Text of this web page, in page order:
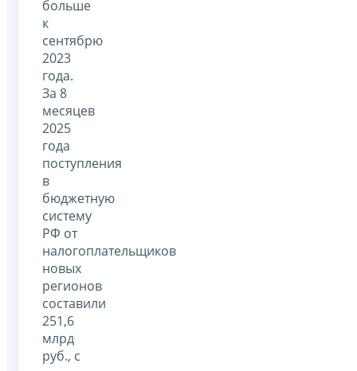
больше
к
сентябрю
2023
года.
За 8
месяцев
2025
года
поступления
в
бюджетную
систему
РФ от
налогоплательщиков
новых
регионов
составили
251,6
млрд
руб., с